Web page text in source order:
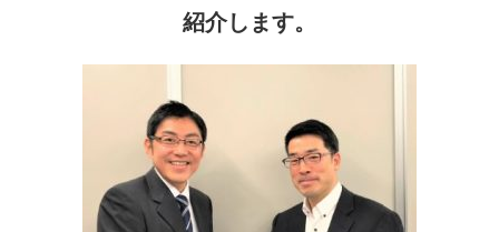
紹介します。